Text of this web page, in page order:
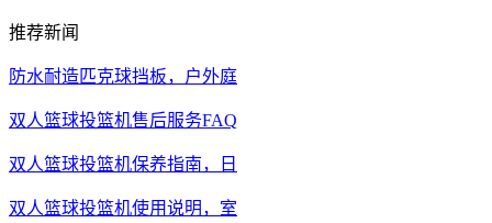
推荐新闻
防水耐造匹克球挡板，户外庭
双人篮球投篮机售后服务FAQ
双人篮球投篮机保养指南，日
双人篮球投篮机使用说明，室